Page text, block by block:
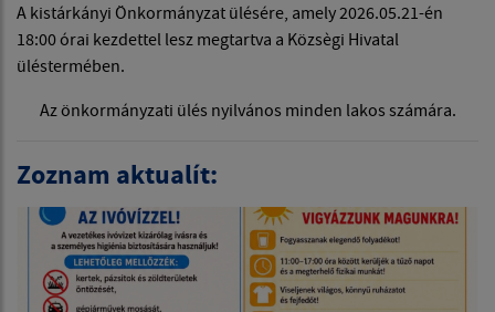
A kistárkányi Önkormányzat ülésére, amely 2026.05.21-én
18:00 órai kezdettel lesz megtartva a Közsègi Hivatal
üléstermében.
Az önkormányzati ülés nyilvános minden lakos számára.
Zoznam aktualít: